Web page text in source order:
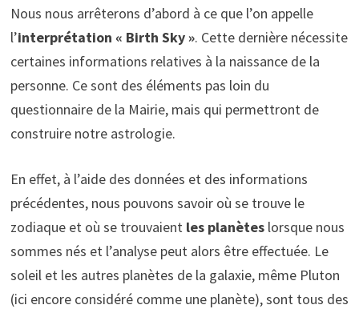
Nous nous arrêterons d’abord à ce que l’on appelle
l’interprétation « Birth Sky ». Cette dernière nécessite
certaines informations relatives à la naissance de la
personne. Ce sont des éléments pas loin du
questionnaire de la Mairie, mais qui permettront de
construire notre astrologie.
En effet, à l’aide des données et des informations
précédentes, nous pouvons savoir où se trouve le
zodiaque et où se trouvaient les planèteslorsque nous
sommes nés et l’analyse peut alors être effectuée. Le
soleil et les autres planètes de la galaxie, même Pluton
(ici encore considéré comme une planète), sont tous des